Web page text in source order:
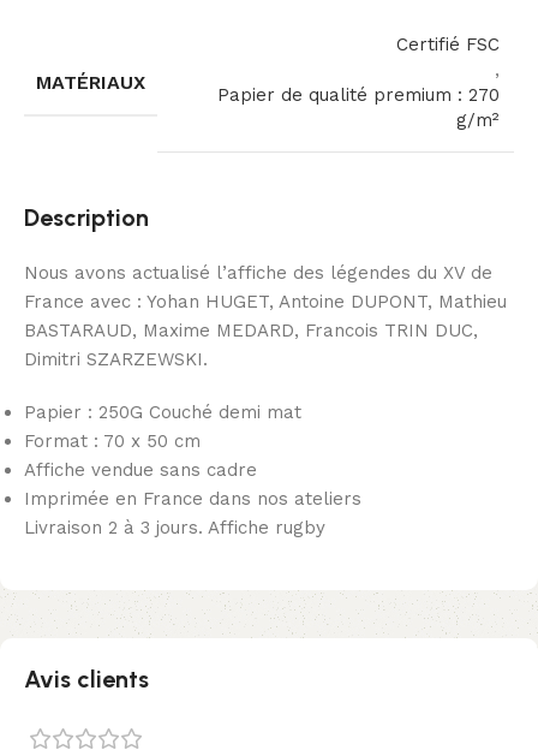
MATÉRIAUX
Certifié FSC
,
Papier de qualité premium : 270
g/m²
Description
Nous avons actualisé l’affiche des légendes du XV de
France avec : Yohan HUGET, Antoine DUPONT, Mathieu
BASTARAUD, Maxime MEDARD, Francois TRIN DUC,
Dimitri SZARZEWSKI.
Papier : 250G Couché demi mat
Format : 70 x 50 cm
Affiche vendue sans cadre
Imprimée en France dans nos ateliers
Livraison 2 à 3 jours. Affiche rugby
Avis clients